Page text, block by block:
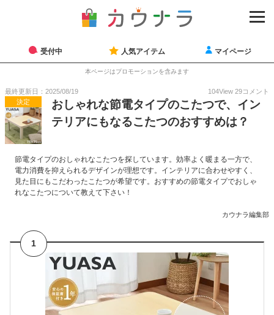
受付中 人気アイテム マイページ
本ページはプロモーションを含みます
最終更新日：2025/08/19 104View 29コメント
決定
おしゃれな節電タイプのこたつで、イン
テリアにもなるこたつのおすすめは？
節電タイプのおしゃれなこたつを探しています。効率よく暖まる一方で、
電力消費を抑えられるデザインが理想です。インテリアに合わせやすく、
見た目にもこだわったこたつが希望です。おすすめの節電タイプでおしゃ
れなこたつについて教えて下さい！
カウナラ編集部
1